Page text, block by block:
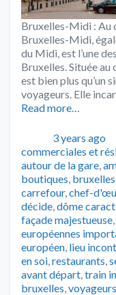
Bruxelles-Midi : Au
Bruxelles-Midi,
du Midi, est l’une
Bruxelles. Située
est bien plus qu’un
voyageurs. Elle
Read more…
Publié3 years ago
commerciales et
autour de la gare,
boutiques,
carrefour,chef-
décide,dôme
façade majestueuse,
européennes
européen, lieu
en soi,restaurants,
avant départ,train
bruxelles,voyageurs